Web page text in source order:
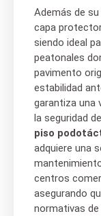
Además de
capa
siendo ideal
peatonales
pavimento
estabilidad
garantiza una
la seguridad
piso
adquiere una
centros
asegurando
normativas de